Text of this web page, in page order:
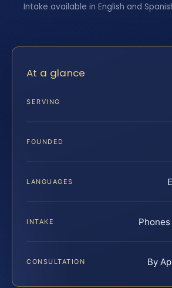
Intake available in English and
At a glance
SERVING
FOUNDED
LANGUAGES
INTAKE
CONSULTATION By